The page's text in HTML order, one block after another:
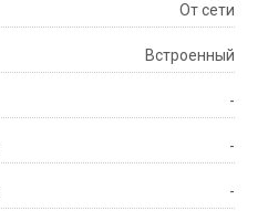
От сети
Встроенный
-
-
-